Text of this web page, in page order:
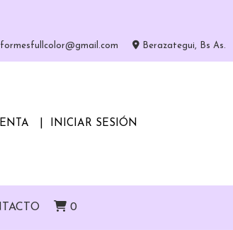
Berazategui, Bs As.
INICIAR SESIÓN
0